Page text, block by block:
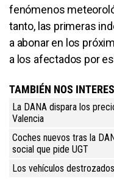
fenómenos
tanto, las primeras
a abonar en los
a los afectados por
TAMBIÉN NOS
La DANA dispara los
Valencia
Coches nuevos tras la
social que pide UGT
Los vehículos